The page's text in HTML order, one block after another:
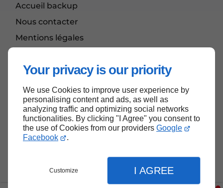
Your privacy is our priority
We use Cookies to improve user experience by
personalising content and ads, as well as
analyzing traffic and optimizing social networks
functionalities. By clicking "I Agree" you consent to
the use of Cookies from our providers Google
Facebook
.
Customize I AGREE
Accueil backup
Nous contacter
Mentions légales
Haut de page